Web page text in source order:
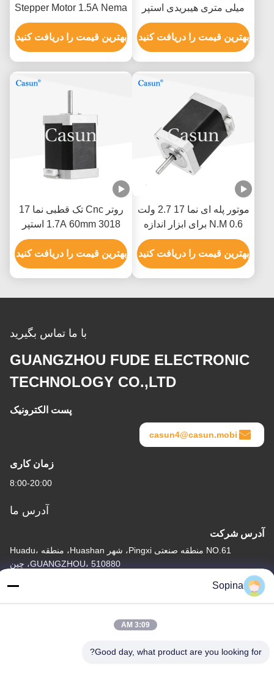
میلی متری هیبریدی استپر
موتور 0.5A 0.78N.M 2 فاز
بهترین قیمت را دریافت کنید
Stepper Motor 1.5A Nema
17 48mm 2 Phase 1.8
Degree
بهترین قیمت را دریافت کنید
موتور پله ای نما 17 2.7 ولت
0.6 N.M برای ابزار اندازه
گیری XYZ
بهترین قیمت را دریافت کنید
روتر Cnc تک قطبی نما 17
1.7A 60mm 3018 استپر
موتور Cnc
بهترین قیمت را دریافت کنید
با ما تماس بگیرید
GUANGZHOU FUDE ELECTRONIC
TECHNOLOGY CO.,LTD
پست الکترونیک
casun4@casun.mobi
زمان کاری
8:00-20:00
آدرس ما
آدرس شرکت
NO.61 منطقه صنعتی Pingxi، شهر Huashan، منطقه Huadu،
GUANGZHOU، 510880، چین
آدرس کارخانه
NO.61 منطقه صنعتی Pingxi، شهر Huashan، منطقه Huadu،
GUANGZHOU، 510880، چین
Sopina
3:09 AM
Good day, what product are you looking for?